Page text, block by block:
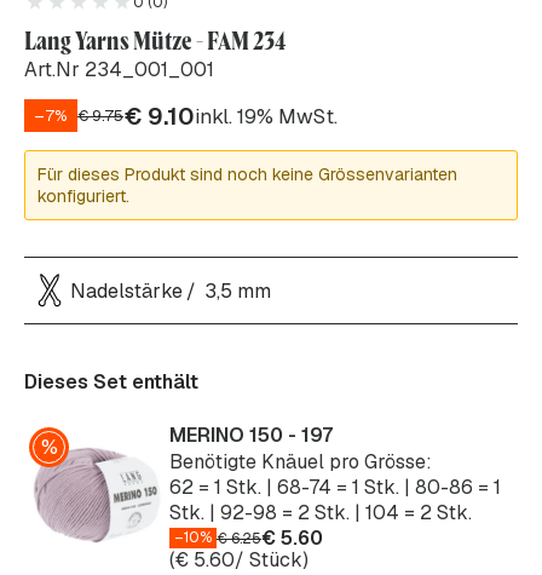
Lang Yarns Mütze - FAM 234
Art.Nr 234_001_001
–7% €9.75€ 9.10inkl. 19% MwSt.
Für dieses Produkt sind noch keine Grössenvarianten
konfiguriert.
Nadelstärke 3,5 mm
Dieses Set enthält
MERINO 150 - 197
Benötigte Knäuel pro Grösse:
62 = 1 Stk. | 68-74 = 1 Stk. | 80-86 = 1
Stk. | 92-98 = 2 Stk. | 104 = 2 Stk.
–10% €6.25€5.60
(€ 5.60/ Stück)